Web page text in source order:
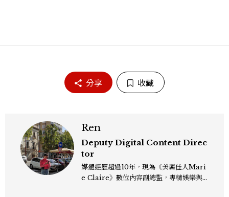
分享 收藏
Ren
Deputy Digital Content Direc
tor
媒體經歷超過10年，現為《美麗佳人Mari
e Claire》數位內容副總監，專精娛樂與